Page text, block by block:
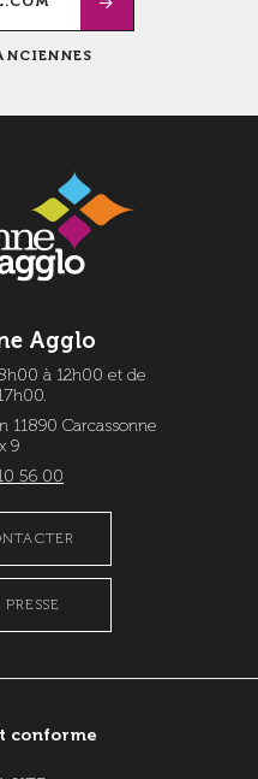
Agglo
à 12h00 et de
11890 Carcassonne
9
56 00
PRESSE
conforme